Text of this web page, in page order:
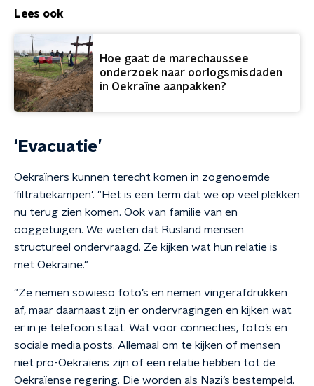
Lees ook
Hoe gaat de marechaussee
onderzoek naar oorlogsmisdaden
in Oekraïne aanpakken?
‘Evacuatie’
Oekraïners kunnen terecht komen in zogenoemde
'filtratiekampen'. "Het is een term dat we op veel plekken
nu terug zien komen. Ook van familie van en
ooggetuigen. We weten dat Rusland mensen
structureel ondervraagd. Ze kijken wat hun relatie is
met Oekraïne."
"Ze nemen sowieso foto’s en nemen vingerafdrukken
af, maar daarnaast zijn er ondervragingen en kijken wat
er in je telefoon staat. Wat voor connecties, foto’s en
sociale media posts. Allemaal om te kijken of mensen
niet pro-Oekraïens zijn of een relatie hebben tot de
Oekraïense regering. Die worden als Nazi’s bestempeld.